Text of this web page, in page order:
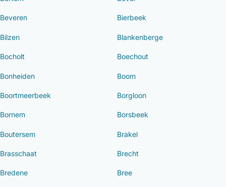
Beveren Bierbeek
Bilzen Blankenberge
Bocholt Boechout
Bonheiden Boom
Boortmeerbeek Borgloon
Bornem Borsbeek
Boutersem Brakel
Brasschaat Brecht
Bredene Bree